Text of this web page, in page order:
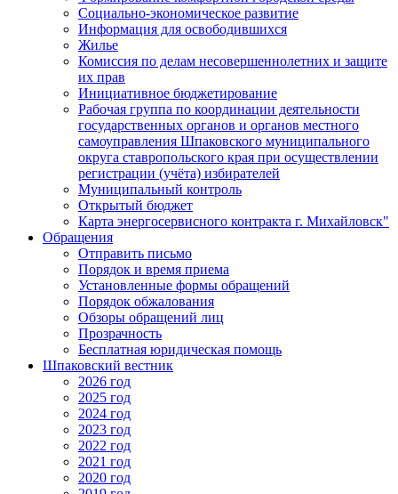
Социально-экономическое развитие
Информация для освободившихся
Жилье
Комиссия по делам несовершеннолетних и защите
их прав
Инициативное бюджетирование
Рабочая группа по координации деятельности
государственных органов и органов местного
самоуправления Шпаковского муниципального
округа ставропольского края при осуществлении
регистрации (учёта) избирателей
Муниципальный контроль
Открытый бюджет
Карта энергосервисного контракта г. Михайловск"
Обращения
Отправить письмо
Порядок и время приема
Установленные формы обращений
Порядок обжалования
Обзоры обращений лиц
Прозрачность
Бесплатная юридическая помощь
Шпаковский вестник
2026 год
2025 год
2024 год
2023 год
2022 год
2021 год
2020 год